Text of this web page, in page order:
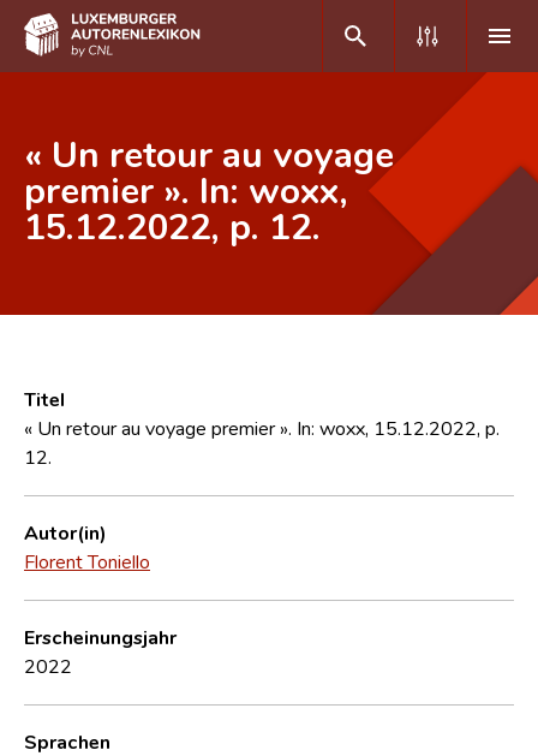
DE FR
Home
Erweiterte Suche
CNL
Forschungsgruppe
« Un retour au voyage
premier ». In: woxx,
15.12.2022, p. 12.
Titel
« Un retour au voyage premier ». In: woxx, 15.12.2022, p.
12.
Autor(in)
Florent Toniello
Erscheinungsjahr
2022
Sprachen